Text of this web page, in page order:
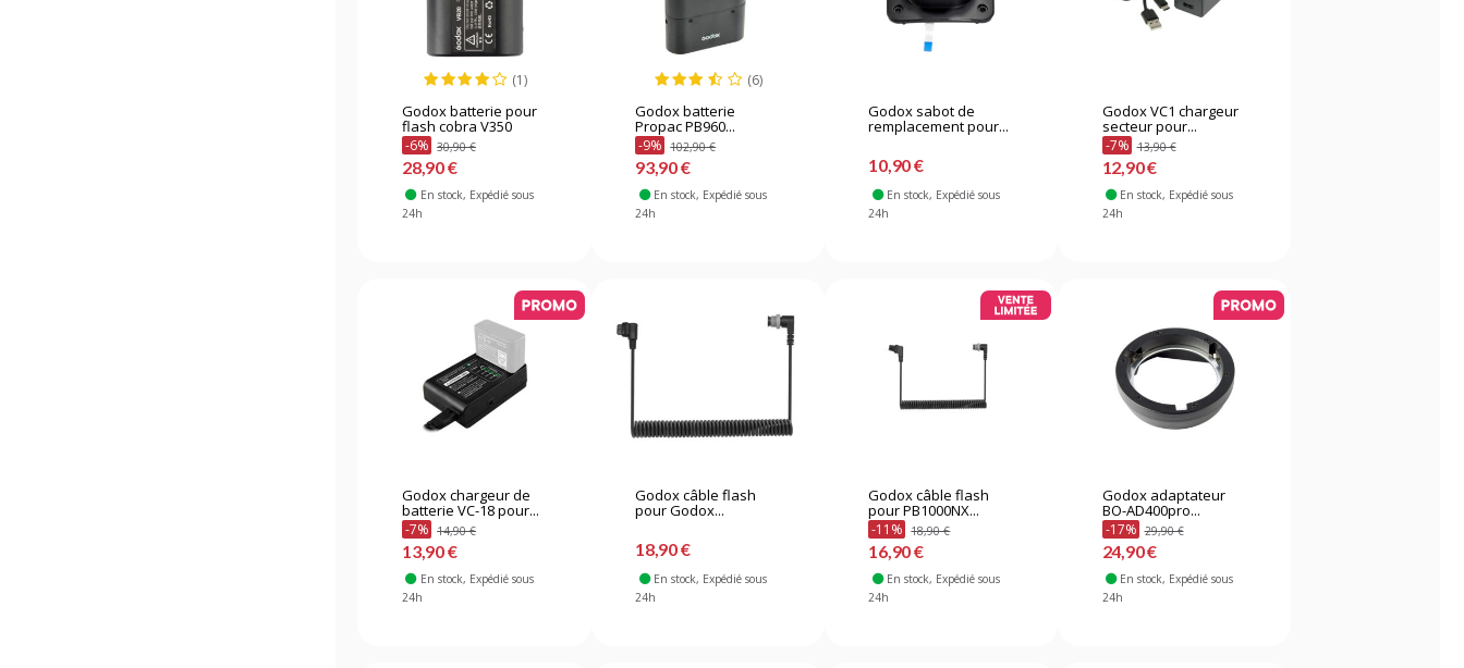
(1)
Godox batterie pour
flash cobra V350
-6% 30,90 €
28,90 €
En stock, Expédié sous
24h
(6)
Godox batterie
Propac PB960...
-9% 102,90 €
93,90 €
En stock, Expédié sous
24h
Godox sabot de
remplacement pour...
10,90 €
En stock, Expédié sous
24h
Godox VC1 chargeur
secteur pour...
-7% 13,90 €
12,90 €
En stock, Expédié sous
24h
Godox chargeur de
batterie VC-18 pour...
-7% 14,90 €
13,90 €
En stock, Expédié sous
24h
Godox câble flash
pour Godox...
18,90 €
En stock, Expédié sous
24h
Godox câble flash
pour PB1000NX...
-11% 18,90 €
16,90 €
En stock, Expédié sous
24h
Godox adaptateur
BO-AD400pro...
-17% 29,90 €
24,90 €
En stock, Expédié sous
24h